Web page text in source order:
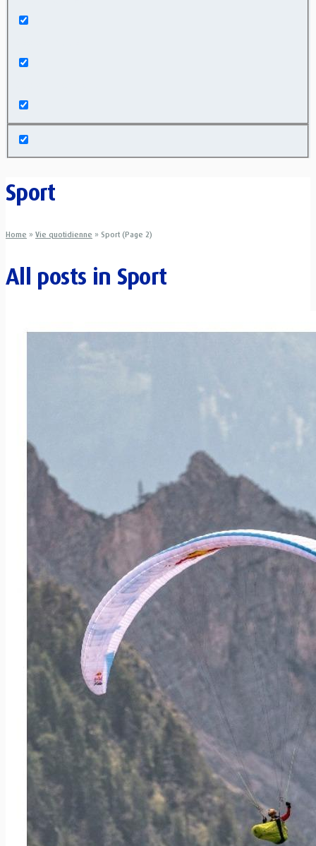
Sport
Home » Vie quotidienne » Sport (Page 2)
All posts in Sport